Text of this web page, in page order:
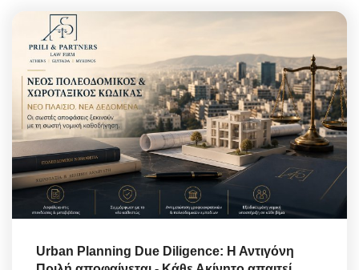
Urban Planning Due Diligence: Η Αντιγόνη